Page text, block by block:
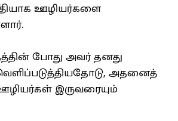
ஊழியர்களை
போது அவர் தனது
அதனைத்
இருவரையும்